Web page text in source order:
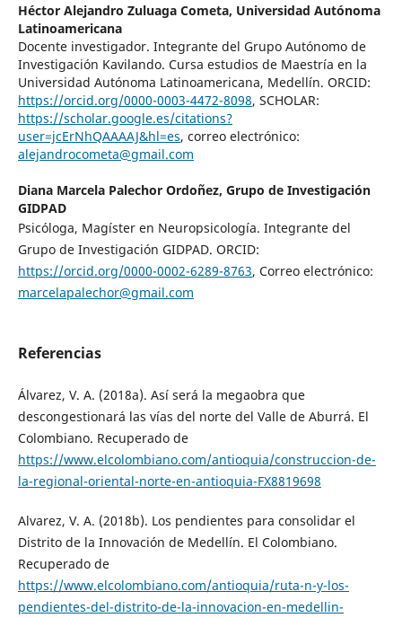
Héctor Alejandro Zuluaga Cometa, Universidad Autónoma
Latinoamericana
Docente investigador. Integrante del Grupo Autónomo de
Investigación Kavilando. Cursa estudios de Maestría en la
Universidad Autónoma Latinoamericana, Medellín. ORCID:
https://orcid.org/0000-0003-4472-8098, SCHOLAR:
https://scholar.google.es/citations?
user=jcErNhQAAAAJ&hl=es, correo electrónico:
alejandrocometa@gmail.com
Diana Marcela Palechor Ordoñez, Grupo de Investigación
GIDPAD
Psicóloga, Magíster en Neuropsicología. Integrante del
Grupo de Investigación GIDPAD. ORCID:
https://orcid.org/0000-0002-6289-8763, Correo electrónico:
marcelapalechor@gmail.com
Referencias
Álvarez, V. A. (2018a). Así será la megaobra que
descongestionará las vías del norte del Valle de Aburrá. El
Colombiano. Recuperado de
https://www.elcolombiano.com/antioquia/construccion-de-
la-regional-oriental-norte-en-antioquia-FX8819698
Alvarez, V. A. (2018b). Los pendientes para consolidar el
Distrito de la Innovación de Medellín. El Colombiano.
Recuperado de
https://www.elcolombiano.com/antioquia/ruta-n-y-los-
pendientes-del-distrito-de-la-innovacion-en-medellin-